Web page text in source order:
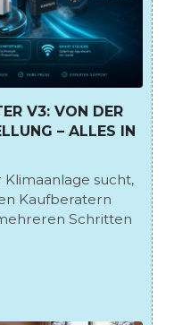
V3: VON DER
– ALLES IN
sucht,
Kaufberatern
Schritten